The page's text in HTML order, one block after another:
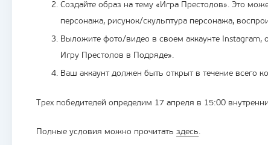
Cоздайте образ на тему «Игра Престолов». Это
персонажа, рисунок/скульптура персонажа,
Выложите фото/видео в своем аккаунте
Игру Престолов в Подряде».
Ваш аккаунт должен быть открыт в течение всего
Трех победителей определим 17 апреля в 15:00
Полные условия можно прочитать здесь.